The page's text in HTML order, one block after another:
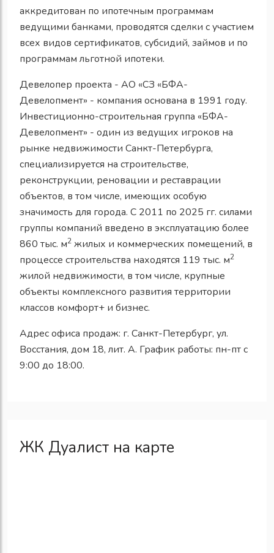
аккредитован по ипотечным программам
ведущими банками, проводятся сделки с участием
всех видов сертификатов, субсидий, займов и по
программам льготной ипотеки.
Девелопер проекта - АО «СЗ «БФА-
Девелопмент» - компания основана в 1991 году.
Инвестиционно-строительная группа «БФА-
Девелопмент» - один из ведущих игроков на
рынке недвижимости Санкт-Петербурга,
специализируется на строительстве,
реконструкции, реновации и реставрации
объектов, в том числе, имеющих особую
значимость для города. С 2011 по 2025 гг. силами
группы компаний введено в эксплуатацию более
860 тыс. м2 жилых и коммерческих помещений, в
процессе строительства находятся 119 тыс. м2
жилой недвижимости, в том числе, крупные
объекты комплексного развития территории
классов комфорт+ и бизнес.
Адрес офиса продаж: г. Санкт-Петербург, ул.
Восстания, дом 18, лит. А. График работы: пн-пт с
9:00 до 18:00.
ЖК Дуалист на карте